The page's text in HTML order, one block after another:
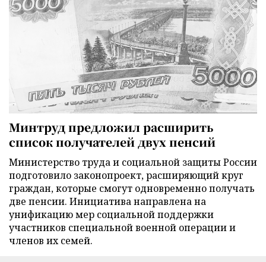
Минтруд предложил расширить
список получателей двух пенсий
Министерство труда и социальной защиты России
подготовило законопроект, расширяющий круг
граждан, которые смогут одновременно получать
две пенсии. Инициатива направлена на
унификацию мер социальной поддержки
участников специальной военной операции и
членов их семей.